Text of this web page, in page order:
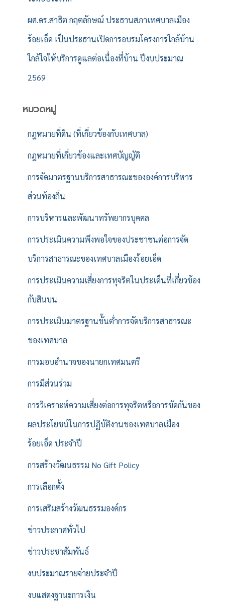
ผศ.ดร.สาธิต กฤตลักษณ์ ประธานสภาเทศบาลเมือง
ร้อยเอ็ด เป็นประธานเปิดการอบรมโครงการใกล้บ้าน
ใกล้ใจให้บริการดูแลต่อเนื่องที่บ้าน ปีงบประมาณ
2569
หมวดหมู่
กฎหมายที่ดิน (ที่เกี่ยวข้องกับเทศบาล)
กฎหมายที่เกี่ยวข้องและเทศบัญญัติ
การจัดมาตรฐานบริการสาธารณะขององค์การบริหาร
ส่วนท้องถิ่น
การบริหารและพัฒนาทรัพยากรบุคคล
การประเมินความพึงพอใจของประชาชนต่อการจัด
บริการสาธารณะของเทศบาลเมืองร้อยเอ็ด
การประเมินความเสี่ยงการทุจริตในประเด็นที่เกี่ยวข้อง
กับสินบน
การประเมินมาตรฐานขั้นต่ำการจัดบริการสาธารณะ
ของเทศบาล
การมอบอำนาจของนายกเทศมนตรี
การมีส่วนร่วม
การวิเคราะห์ความเสี่ยงต่อการทุจริตหรือการขัดกันของ
ผลประโยชน์ในการปฏิบัติงานของเทศบาลเมือง
ร้อยเอ็ด ประจำปี
การสร้างวัฒนธรรม No Gift Policy
การเลือกตั้ง
การเสริมสร้างวัฒนธรรมองค์กร
ข่าวประกาศทั่วไป
ข่าวประชาสัมพันธ์
งบประมาณรายจ่ายประจำปี
งบแสดงฐานะการเงิน